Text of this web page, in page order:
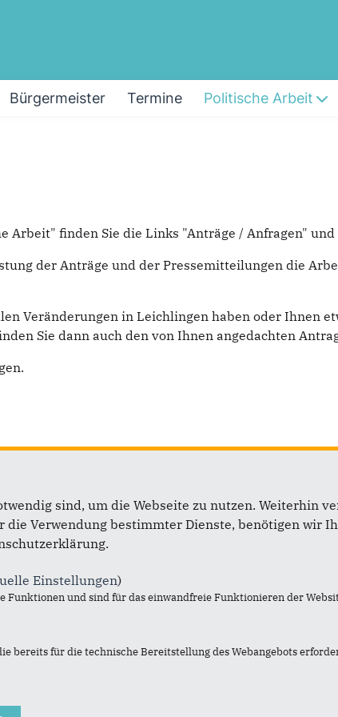
Bürgermeister Termine Politische Arbeit
Arbeit" finden Sie die Links "Anträge / Anfragen"
der Anträge und der Pressemitteilungen die
Veränderungen in Leichlingen haben oder Ihnen
Sie dann auch den von Ihnen angedachten
Anschrift
CDU Stadtverband Leichlingen
Vorsitzende: Yasmin Koerentz
Kirchstraße 5
Im
CDU
sind, um die Webseite zu nutzen. Weiterhin
die Verwendung bestimmter Dienste, benötigen
Einstellungen)
Funktionen und sind für das einwandfreie Funktionieren der
bereits für die technische Bereitstellung des Webangebots